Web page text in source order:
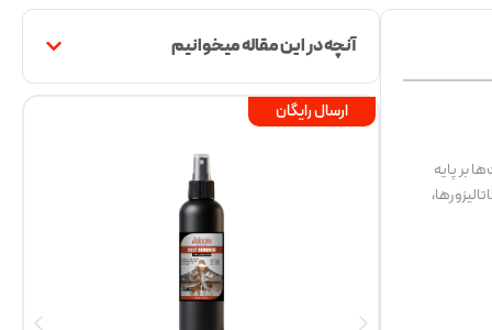
بر پایه
آنچه در این مقاله میخوانیم
ارسال رایگان